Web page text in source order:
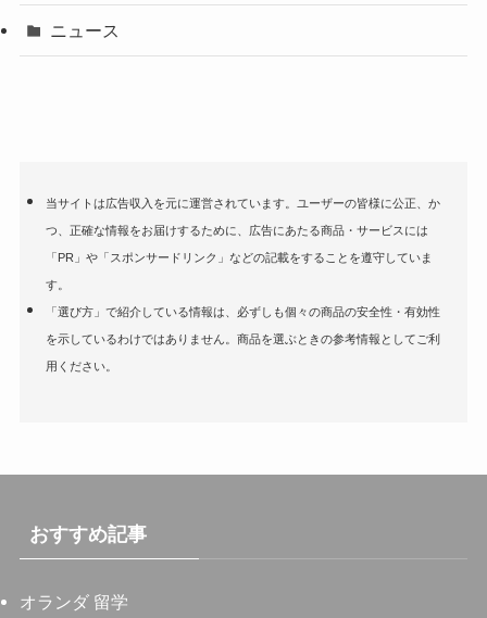
ニュース
当サイトは広告収入を元に運営されています。ユーザーの皆様に公正、か
つ、正確な情報をお届けするために、広告にあたる商品・サービスには
「PR」や「スポンサードリンク」などの記載をすることを遵守していま
す。
「選び方」で紹介している情報は、必ずしも個々の商品の安全性・有効性
を示しているわけではありません。商品を選ぶときの参考情報としてご利
用ください。
おすすめ記事
オランダ 留学